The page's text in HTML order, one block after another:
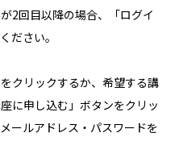
2回目以降の場合、「ログイ
ださい。
クリックするか、希望する講
に申し込む」ボタンをクリッ
ールアドレス・パスワードを